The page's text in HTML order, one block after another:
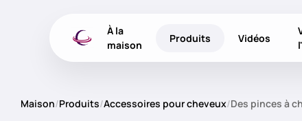
À la
maison
Produits Vidéos
Maison/Produits/Accessoires pour cheveux/Des pinces à